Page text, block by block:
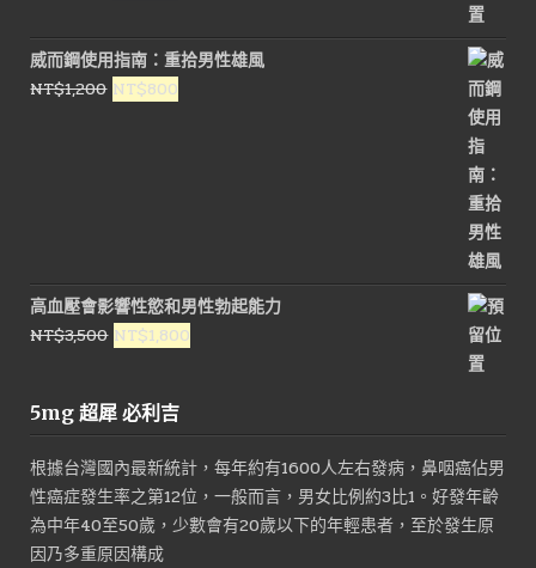
價
格：
NT$1,200。
價
格：
NT$500。
威而鋼使用指南：重拾男性雄風
NT$1,200 原
NT$800
高血壓會影響性慾和男性勃起能力
NT$3,500 原
格：
NT$1,800
5mg 超犀 必利吉
根據台灣國內最新統計，每年約有1600人左右發病，鼻咽癌佔男
性癌症發生率之第12位，一般而言，男女比例約3比1。好發年齡
為中年40至50歲，少數會有20歲以下的年輕患者，至於發生原
因乃多重原因構成